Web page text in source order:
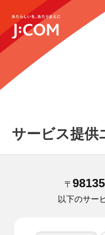
サービス提供
〒
以下のサー